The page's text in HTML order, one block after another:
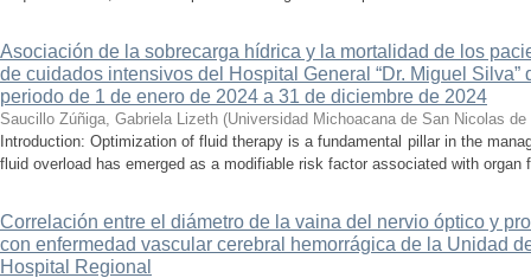
Asociación de la sobrecarga hídrica y la mortalidad de los
de cuidados intensivos del Hospital General “Dr. Miguel
periodo de 1 de enero de 2024 a 31 de diciembre de 2024
Saucillo Zúñiga, Gabriela Lizeth (Universidad Michoacana de San Nicolas de
Introduction: Optimization of fluid therapy is a fundamental pillar in the
fluid overload has emerged as a modifiable risk factor associated with organ
Correlación entre el diámetro de la vaina del nervio óptico y
con enfermedad vascular cerebral hemorrágica de la Unidad
Hospital Regional